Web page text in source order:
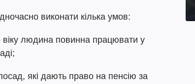
виконати кілька умов:
людина повинна працювати у
які дають право на пенсію за